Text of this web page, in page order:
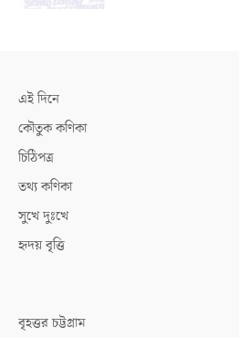
এই দিনে
কৌতুক কণিকা
চিঠিপত্র
তথ্য কণিকা
সুখে দুঃখে
হৃদয় বৃত্তি
বৃহত্তর চট্টগ্রাম